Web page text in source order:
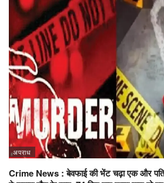
अपराध
Crime News : बेवफाई की भेंट चढ़ा एक और